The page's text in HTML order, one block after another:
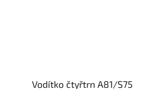
Vodítko čtyřtrn A81/S75